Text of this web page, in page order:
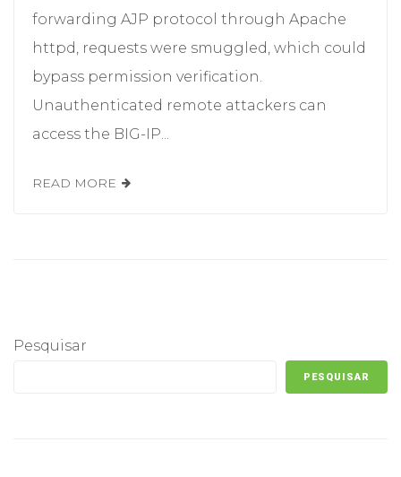
forwarding AJP protocol through Apache
httpd, requests were smuggled, which could
bypass permission verification.
Unauthenticated remote attackers can
access the BIG-IP...
READ MORE
Pesquisar
PESQUISAR